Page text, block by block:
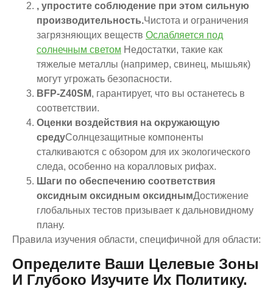
, упростите соблюдение при этом сильную
производительность.Чистота и ограничения
загрязняющих веществ Ослабляется под
солнечным светом Недостатки, такие как
тяжелые металлы (например, свинец, мышьяк)
могут угрожать безопасности.
BFP-Z40SM, гарантирует, что вы останетесь в
соответствии.
Оценки воздействия на окружающую
средуСолнцезащитные компоненты
сталкиваются с обзором для их экологического
следа, особенно на коралловых рифах.
Шаги по обеспечению соответствия
оксидным оксидным оксиднымДостижение
глобальных тестов призывает к дальновидному
плану.
Правила изучения области, специфичной для области:
Определите Ваши Целевые Зоны
И Глубоко Изучите Их Политику.